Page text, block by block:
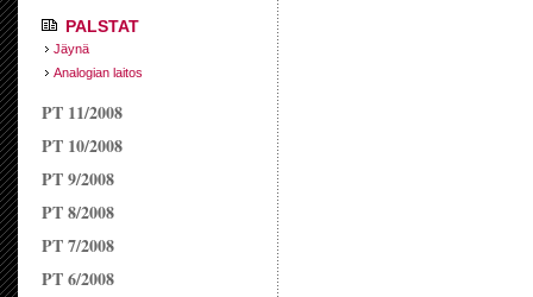
PALSTAT
Jäynä
Analogian laitos
PT 11/2008
PT 10/2008
PT 9/2008
PT 8/2008
PT 7/2008
PT 6/2008